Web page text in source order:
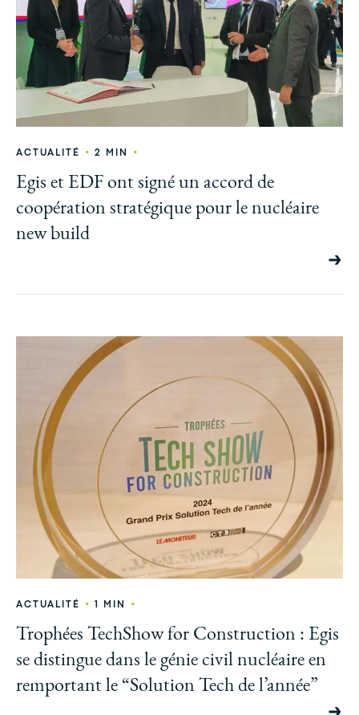
ACTUALITÉ • 2 MIN •
Egis et EDF ont signé un accord de
coopération stratégique pour le nucléaire
new build
ACTUALITÉ • 1 MIN •
Trophées TechShow for Construction : Egis
se distingue dans le génie civil nucléaire en
remportant le “Solution Tech de l’année”